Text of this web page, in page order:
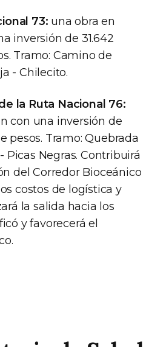
73: una obra en
inversión de 31.642
Tramo: Camino de
- Chilecito.
la Ruta Nacional 76:
con una inversión de
pesos. Tramo: Quebrada
Picas Negras. Contribuirá
del Corredor Bioceánico
costos de logística y
la salida hacia los
y favorecerá el